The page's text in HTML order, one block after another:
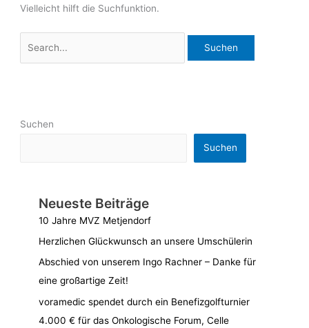
Vielleicht hilft die Suchfunktion.
Suchen
Suchen
Neueste Beiträge
10 Jahre MVZ Metjendorf
Herzlichen Glückwunsch an unsere Umschülerin
Abschied von unserem Ingo Rachner – Danke für
eine großartige Zeit!
voramedic spendet durch ein Benefizgolfturnier
4.000 € für das Onkologische Forum, Celle